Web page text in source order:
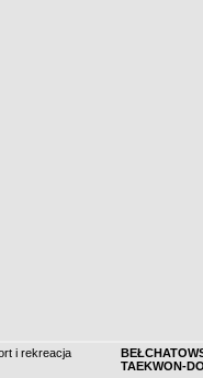
i rekreacja
TAEKWON-